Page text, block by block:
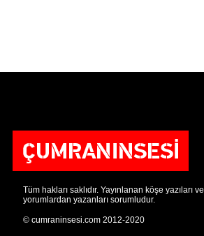
Tüm hakları saklıdır. Yayınlanan köşe yazıları ve
yorumlardan yazanları sorumludur.
© cumraninsesi.com 2012-2020